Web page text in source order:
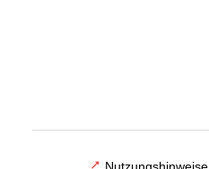
Nutzungshinweise